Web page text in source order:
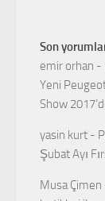
Son
emir orhan -
Yeni
Show
yasin kurt -
Şubat Ayı
Musa Çimen